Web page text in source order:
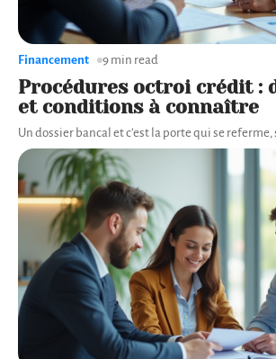
Procédures octroi crédit :
et conditions à connaître
Un dossier bancal et c’est la porte qui se referme,
Financement 9 min read